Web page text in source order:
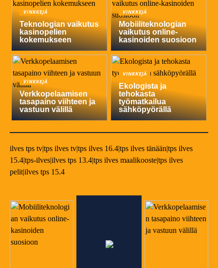
VINKKEJÄ
Teknologian vaikutus
kasinopelien
kokemukseen
VINKKEJÄ
Mobiiliteknologian
vaikutus online-
kasinoiden suosioon
VINKKEJÄ
Verkkopelaamisen
tasapaino viihteen ja
vastuun välillä
VINKKEJÄ
Ekologista ja
tehokasta
työmatkailua
sähköpyörällä
ilves tps tv|tps ilves tv|tps ilves 16.4|tps ilves tänään|tps ilves
15.4|tps-ilves|ilves tps 13.4|tps ilves maalikooste|tps ilves
pelit|ilves tps 15.4